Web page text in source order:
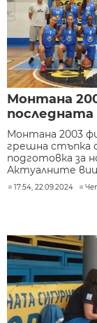
Монтана
Монтана 2003
грешна стъпка
подготовка за
Актуалните
17:54, 22.09.2024